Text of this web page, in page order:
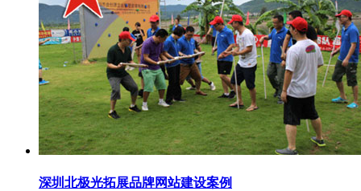
深圳北极光拓展品牌网站建设案例